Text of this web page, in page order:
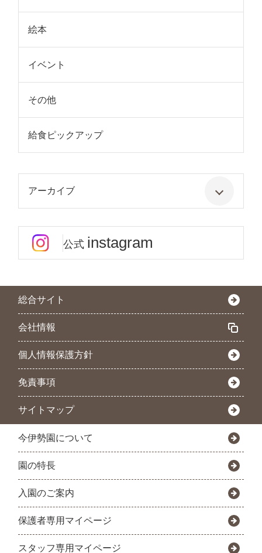
絵本
イベント
その他
給食ピックアップ
アーカイブ
公式 instagram
総合サイト
会社情報
個人情報保護方針
免責事項
サイトマップ
今伊勢園について
園の特長
入園のご案内
保護者専用マイページ
スタッフ専用マイページ